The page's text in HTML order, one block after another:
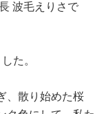
波毛えりさで
た。
、散り始めた桜